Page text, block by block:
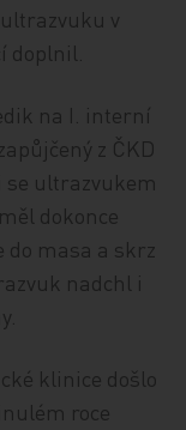
v
doplnil.
na I. interní
z ČKD
se ultrazvukem
dokonce
do masa a skrz
nadchl i
klinice došlo
roce